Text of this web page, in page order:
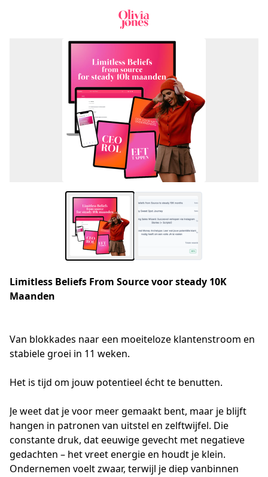
Limitless Beliefs From Source voor steady 10K
Maanden
Van blokkades naar een moeiteloze klantenstroom en
stabiele groei in 11 weken.
Het is tijd om jouw potentieel écht te benutten.
Je weet dat je voor meer gemaakt bent, maar je blijft
hangen in patronen van uitstel en zelftwijfel. Die
constante druk, dat eeuwige gevecht met negatieve
gedachten – het vreet energie en houdt je klein.
Ondernemen voelt zwaar, terwijl je diep vanbinnen